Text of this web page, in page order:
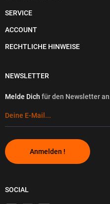
SERVICE
ACCOUNT
RECHTLICHE HINWEISE
NEWSLETTER
Melde Dich für den Newsletter
Anmelden !
SOCIAL